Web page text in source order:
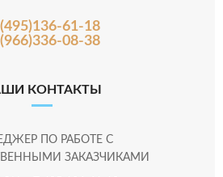
61-18
08-38
КОНТАКТЫ
ПО РАБОТЕ С
ЗАКАЗЧИКАМИ